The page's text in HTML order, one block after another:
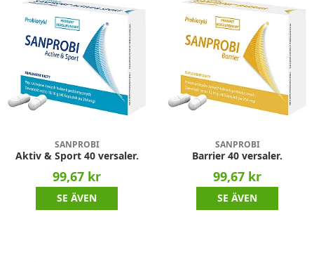
SANPROBI
Aktiv & Sport 40 versaler.
99,67 kr
SE ÄVEN
SANPROBI
Barrier 40 versaler.
99,67 kr
SE ÄVEN